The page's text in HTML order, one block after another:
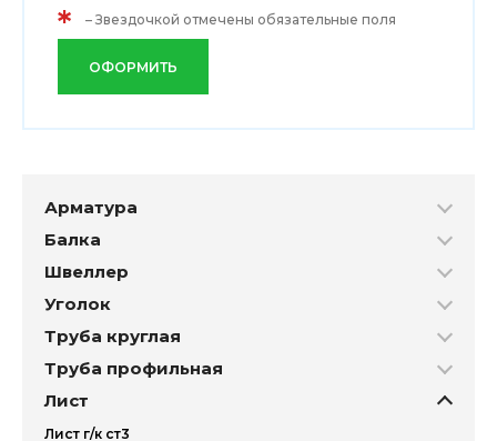
Арматура
Балка
Швеллер
Уголок
Труба круглая
Труба профильная
Лист
Лист г/к ст3
* – Звездочкой отмечены обязательные поля
ОФОРМИТЬ